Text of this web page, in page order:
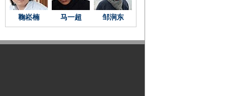
鞠崧楠 马一超 邹涧东